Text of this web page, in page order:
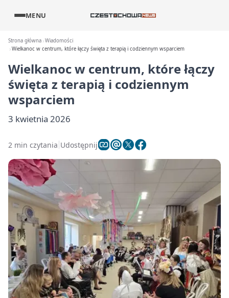
MENU
Strona główna Wiadomości
Wielkanoc w centrum, które łączy święta z terapią i codziennym wsparciem
Wielkanoc w centrum, które łączy
święta z terapią i codziennym
wsparciem
3 kwietnia 2026
2 min czytania Udostępnij